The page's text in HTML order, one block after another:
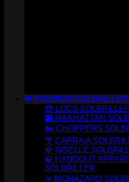
👑 PREMIUM SOLBRILLER
😎 LOCS
🌆 MANHATTAN
🏍️ CHOPPERS
🌴 CAPRAIA
💎 GISELLE
🍃 HANDOUT
SOLBRILLER
☣️ BIOHAZARD